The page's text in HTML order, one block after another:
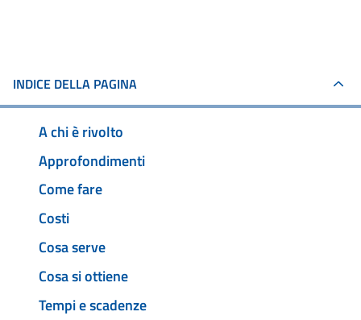
INDICE DELLA PAGINA
A chi è rivolto
Approfondimenti
Come fare
Costi
Cosa serve
Cosa si ottiene
Tempi e scadenze